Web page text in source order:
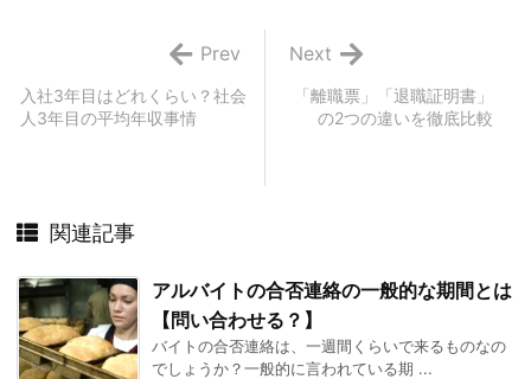
「離職票」「退職証明書」
の2つの違いを徹底比較
Next
入社3年目はどれくらい？社会
人3年目の平均年収事情
Prev
関連記事
アルバイトの合否連絡の一般的な期間とは
【問い合わせる？】
バイトの合否連絡は、一週間くらいで来るものなの
でしょうか？一般的に言われている期 ...